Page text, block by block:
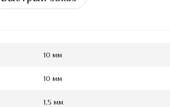
10 мм
10 мм
1,5 мм